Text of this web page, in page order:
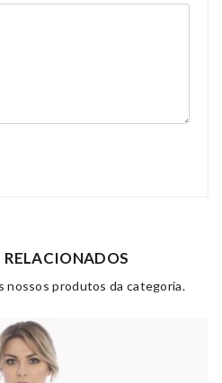
RELACIONADOS
nossos produtos da categoria.